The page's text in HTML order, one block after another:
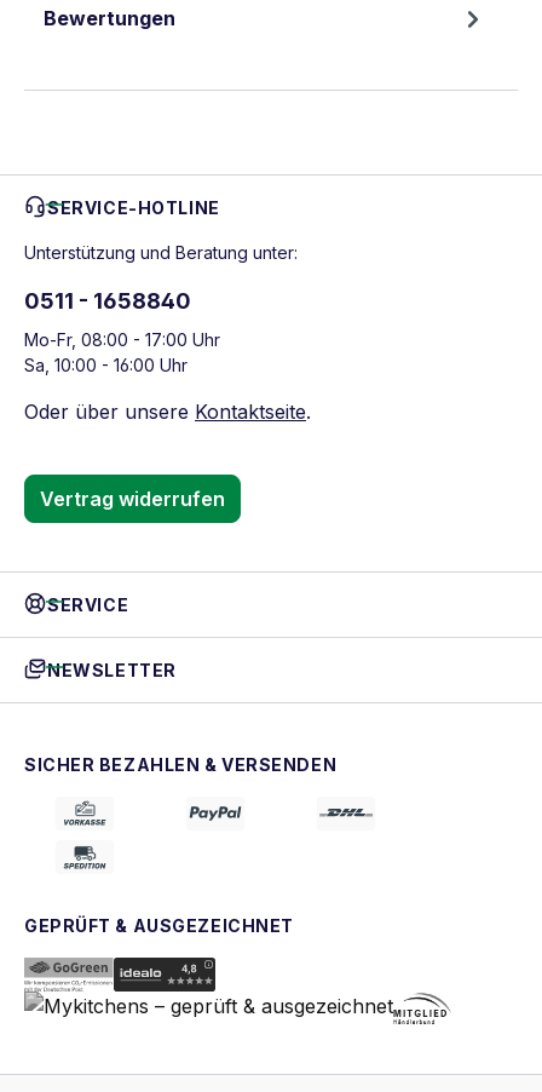
Bewertungen
SERVICE-HOTLINE
Unterstützung und Beratung unter:
0511 - 1658840
Mo-Fr, 08:00 - 17:00 Uhr
Sa, 10:00 - 16:00 Uhr
Oder über unsere Kontaktseite.
Vertrag widerrufen
SERVICE
NEWSLETTER
SICHER BEZAHLEN & VERSENDEN
GEPRÜFT & AUSGEZEICHNET